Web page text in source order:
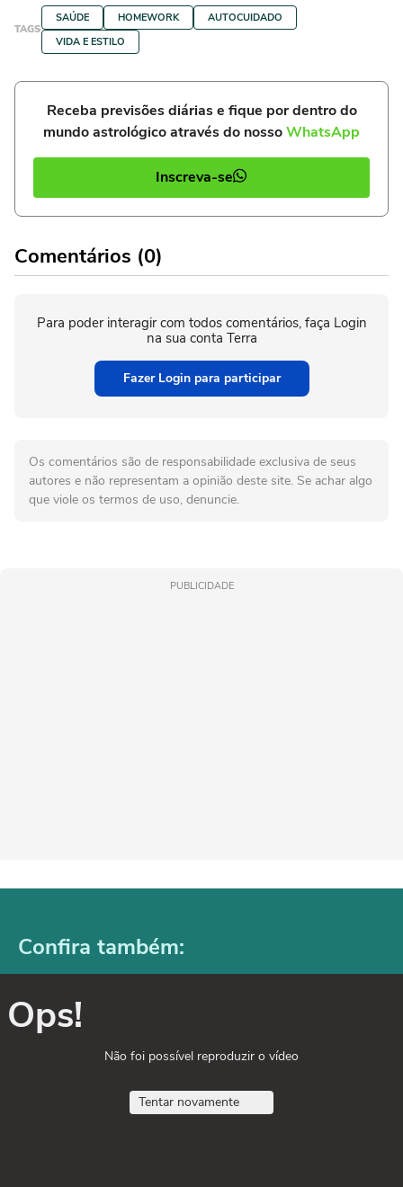
TAGS
SAÚDE HOMEWORK
AUTOCUIDADO
VIDA E ESTILO
Receba previsões diárias e fique por dentro do
mundo astrológico através do nossoWhatsApp
Inscreva-se
Comentários (0)
Para poder interagir com todos comentários, faça Login
na sua conta Terra
Fazer Login para participar
Os comentários são de responsabilidade exclusiva de seus
autores e não representam a opinião deste site. Se achar algo
que viole os termos de uso, denuncie.
PUBLICIDADE
Confira também:
Ops!
Não foi possível reproduzir o vídeo
Tentar novamente